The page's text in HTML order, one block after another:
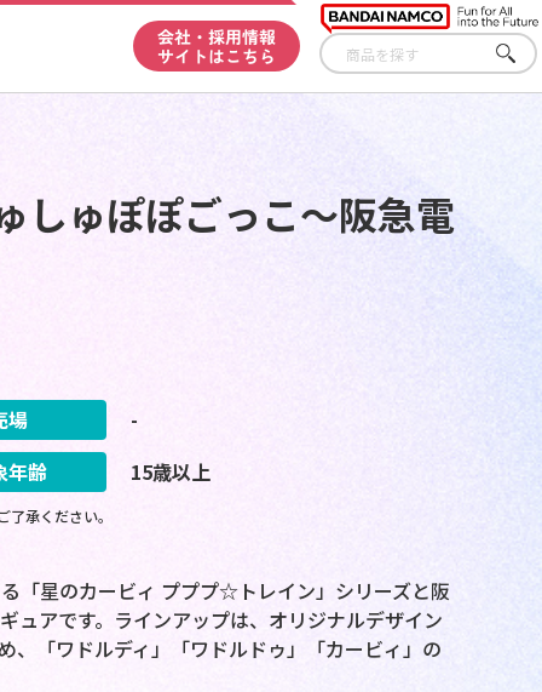
会社・採用情報
サイトはこちら
さが
す
しゅぽぽごっこ～阪急電
場
-
年齢
15歳以上
承ください。
「星のカービィ プププ☆トレイン」シリーズと阪
ュアです。ラインアップは、オリジナルデザイン
「ワドルディ」「ワドルドゥ」「カービィ」の